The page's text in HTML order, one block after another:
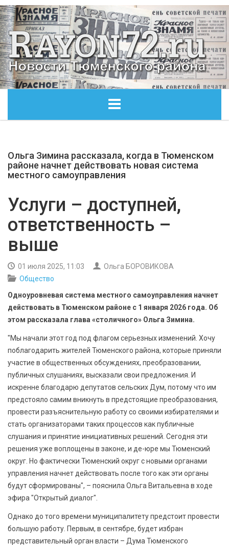
ОБЩЕСТВО
КУЛЬТУРА
Ольга Зимина рассказала, когда в Тюменском
районе начнет действовать новая система
местного самоуправления
Услуги – доступней,
ответственность –
выше
01 июля 2025, 11:03
Ольга БОРОВИКОВА
Общество
Одноуровневая система местного самоуправления начнет
действовать в Тюменском районе с 1 января 2026 года. Об
этом рассказала глава «столичного» Ольга Зимина.
"Мы начали этот год под флагом серьезных изменений. Хочу
поблагодарить жителей Тюменского района, которые приняли
участие в общественных обсуждениях, преобразовании,
публичных слушаниях, высказали свои предложения. И
искренне благодарю депутатов сельских Дум, потому что им
предстояло самим вникнуть в предстоящие преобразования,
провести разъяснительную работу со своими избирателями и
стать организаторами таких процессов как публичные
слушания и принятие инициативных решений. Сегодня эти
решения уже воплощены в законе, и де-юре мы Тюменский
округ. Но фактически Тюменский округ с новыми органами
управления начнет действовать после того как эти органы
будут сформированы", – пояснила Ольга Витальевна в ходе
эфира "Открытый диалог".
Однако до того времени муниципалитету предстоит провести
большую работу. Первым, в сентябре, будет избран
представительный орган власти – Дума Тюменского